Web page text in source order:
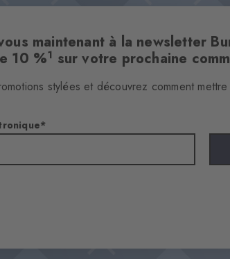
maintenant à la newsletter
10 %1 sur votre prochaine
stylées et découvrez comment